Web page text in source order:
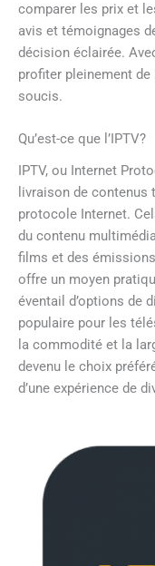
comparer les prix et
avis et témoignages
décision éclairée.
profiter pleinement de
soucis.
Qu’est-ce que l’IPTV?
IPTV, ou Internet
livraison de contenus
protocole Internet.
du contenu
films et des
offre un moyen
éventail d’options de
populaire pour les
la commodité et la
devenu le choix
d’une expérience de